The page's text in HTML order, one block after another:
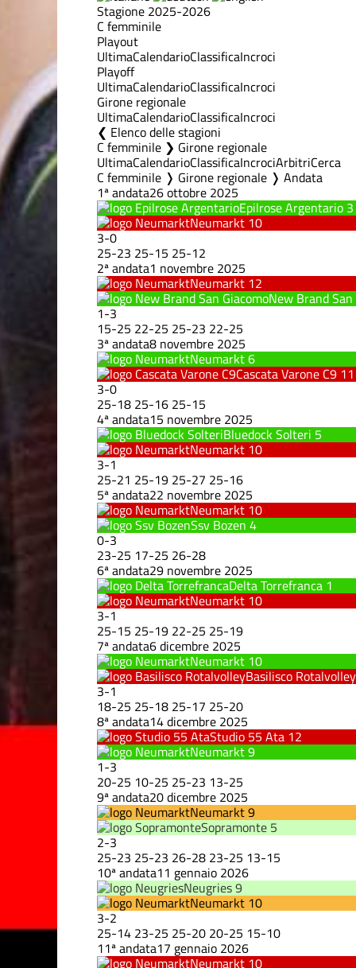
Stagione 2025-2026
C femminile
Playout
UltimaCalendarioClassificaIncroci
Playoff
UltimaCalendarioClassificaIncroci
Girone regionale
UltimaCalendarioClassificaIncroci
Elenco delle stagioni
C femminile ❯ Girone regionale
UltimaCalendarioClassificaIncrociArbitriCerca
C femminile ❭ Girone regionale ❭ Andata
1ª andata26 ottobre 2025
Epilrose Argentario 3
Neumarkt 10
3-0
25-23 25-15 25-12
2ª andata1 novembre 2025
Neumarkt 12
New Brand
1-3
15-25 22-25 25-23 22-25
3ª andata8 novembre 2025
Neumarkt6
Cascata Varone C9 11
3-0
25-18 25-16 25-15
4ª andata15 novembre 2025
Bluedock Solteri 5
Neumarkt 10
3-1
25-21 25-19 25-27 25-16
5ª andata22 novembre 2025
Neumarkt 10
Ssv Bozen 4
0-3
23-25 17-25 26-28
6ª andata29 novembre 2025
Delta Torrefranca 1
Neumarkt 10
3-1
25-15 25-19 22-25 25-19
7ª andata6 dicembre 2025
Neumarkt 10
Basilisco Rotalvolley
3-1
18-25 25-18 25-17 25-20
8ª andata14 dicembre 2025
Studio 55 Ata 12
Neumarkt9
1-3
20-25 10-25 25-23 13-25
9ª andata20 dicembre 2025
Neumarkt9
Sopramonte 5
2-3
25-23 25-23 26-28 23-25 13-15
10ª andata11 gennaio 2026
Neugries9
Neumarkt 10
3-2
25-14 23-25 25-20 20-25 15-10
11ª andata17 gennaio 2026
Neumarkt 10